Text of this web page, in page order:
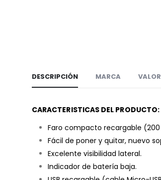
DESCRIPCIÓN MARCA
CARACTERISTICAS DEL PRODUCTO:
Faro compacto recargable
Fácil de poner y quitar, nuevo
Excelente visibilidad lateral.
Indicador de batería baja.